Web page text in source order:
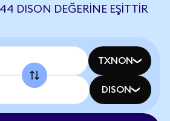
DISON DEĞERINE EŞITTIR
TXNON
DISON